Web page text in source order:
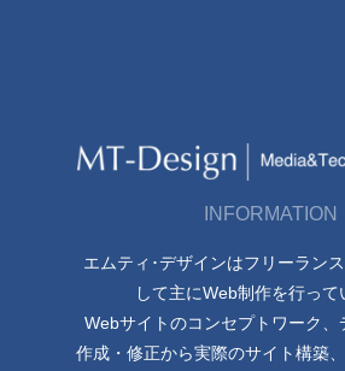
INFORMATION
エムティ･デザインはフリーラン
して主にWeb制作を行って
Webサイトのコンセプトワーク、
作成・修正から実際のサイト構築